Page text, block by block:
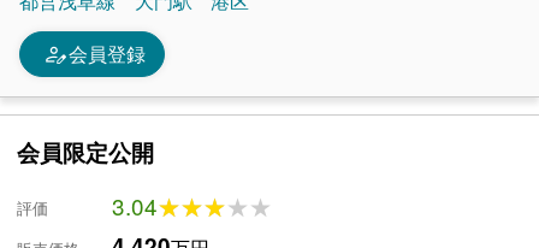
person_edit会員登録
会員限定公開
評価 3.04★★★★★
★★★★★